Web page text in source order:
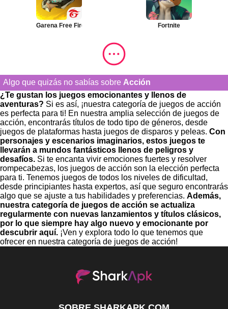
Garena Free Fire Fortnite
Algo que quizás no sabías sobre Acción
¿Te gustan los juegos emocionantes y llenos de
aventuras? Si es así, ¡nuestra categoría de juegos de acción
es perfecta para ti! En nuestra amplia selección de juegos de
acción, encontrarás títulos de todo tipo de géneros, desde
juegos de plataformas hasta juegos de disparos y peleas. Con
personajes y escenarios imaginarios, estos juegos te
llevarán a mundos fantásticos llenos de peligros y
desafíos. Si te encanta vivir emociones fuertes y resolver
rompecabezas, los juegos de acción son la elección perfecta
para ti. Tenemos juegos de todos los niveles de dificultad,
desde principiantes hasta expertos, así que seguro encontrarás
algo que se ajuste a tus habilidades y preferencias. Además,
nuestra categoría de juegos de acción se actualiza
regularmente con nuevas lanzamientos y títulos clásicos,
por lo que siempre hay algo nuevo y emocionante por
descubrir aquí. ¡Ven y explora todo lo que tenemos que
ofrecer en nuestra categoría de juegos de acción!